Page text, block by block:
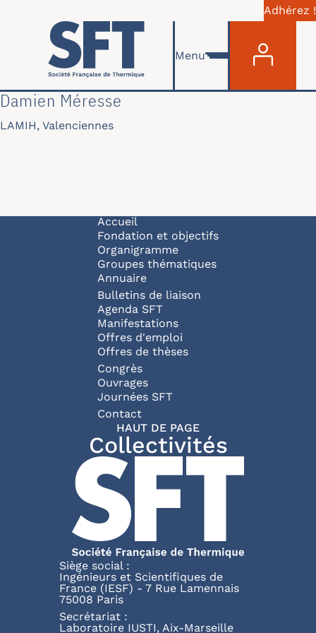
Aller au contenu principal
Adhérez !
Menu
Damien Méresse
LAMIH, Valenciennes
Navigation principale
Accueil
Fondation et objectifs
Organigramme
Groupes thématiques
Annuaire
Bulletins de liaison
Agenda SFT
Manifestations
Offres d'emploi
Offres de thèses
Congrès
Ouvrages
Journées SFT
Pied de page
Contact
HAUT DE PAGE
Collectivités
Siège social :
Ingénieurs et Scientifiques de
France (IESF) - 7 Rue Lamennais
75008 Paris
Secrétariat :
Laboratoire IUSTI, Aix-Marseille